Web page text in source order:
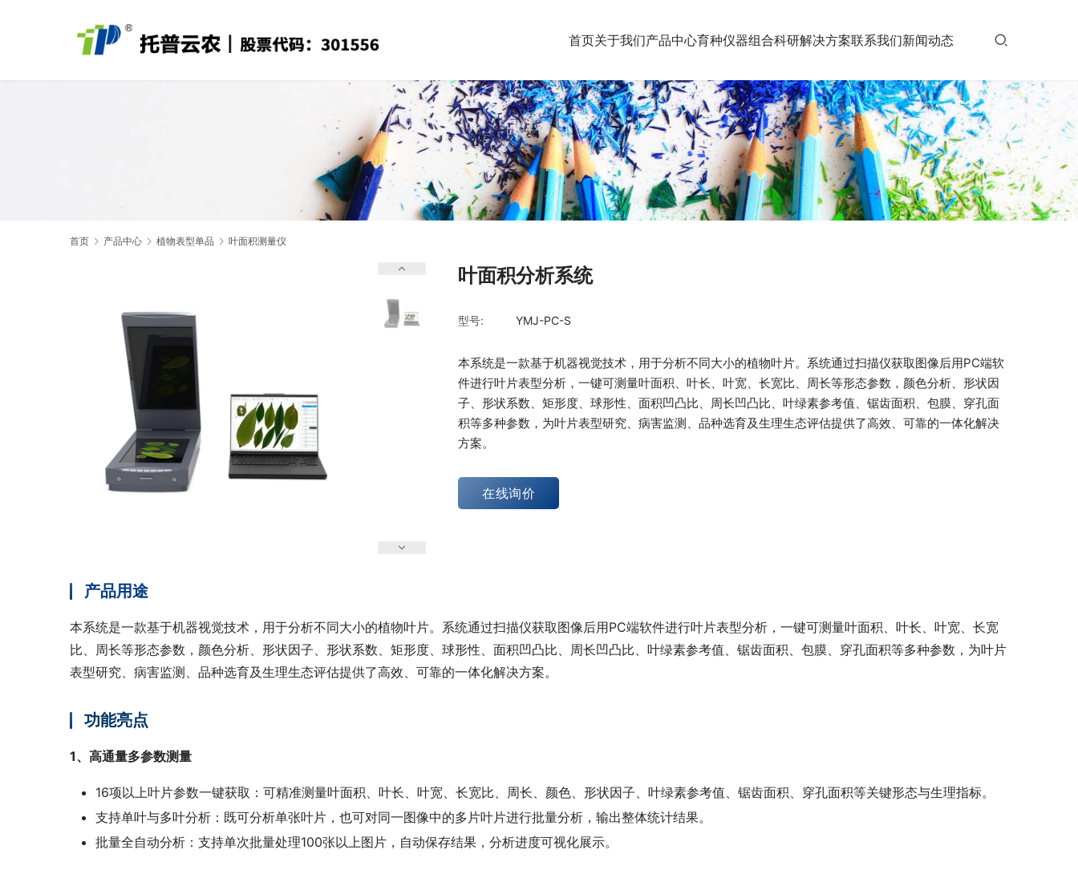
首页关于我们产品中心育种仪器组合科研解决方案联系我们新闻动态
首页 产品中心 植物表型单品 叶面积测量仪
叶面积分析系统
型号: YMJ-PC-S
本系统是一款基于机器视觉技术，用于分析不同大小的植物叶片。系统通过扫描仪获取图像后用PC端软
件进行叶片表型分析，一键可测量叶面积、叶长、叶宽、长宽比、周长等形态参数，颜色分析、形状因
子、形状系数、矩形度、球形性、面积凹凸比、周长凹凸比、叶绿素参考值、锯齿面积、包膜、穿孔面
积等多种参数，为叶片表型研究、病害监测、品种选育及生理生态评估提供了高效、可靠的一体化解决
方案。
在线询价
产品用途
本系统是一款基于机器视觉技术，用于分析不同大小的植物叶片。系统通过扫描仪获取图像后用PC端软件进行叶片表型分析，一键可测量叶面积、叶长、叶宽、长宽
比、周长等形态参数，颜色分析、形状因子、形状系数、矩形度、球形性、面积凹凸比、周长凹凸比、叶绿素参考值、锯齿面积、包膜、穿孔面积等多种参数，为叶片
表型研究、病害监测、品种选育及生理生态评估提供了高效、可靠的一体化解决方案。
功能亮点
1、高通量多参数测量
16项以上叶片参数一键获取：可精准测量叶面积、叶长、叶宽、长宽比、周长、颜色、形状因子、叶绿素参考值、锯齿面积、穿孔面积等关键形态与生理指标。
支持单叶与多叶分析：既可分析单张叶片，也可对同一图像中的多片叶片进行批量分析，输出整体统计结果。
批量全自动分析：支持单次批量处理100张以上图片，自动保存结果，分析进度可视化展示。